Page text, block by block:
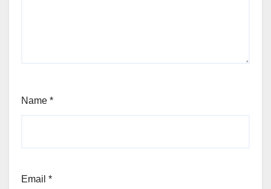
Name *
Email *